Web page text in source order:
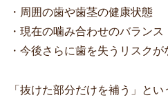
・周囲の歯や歯茎の健康状態
・現在の噛み合わせのバランス
・今後さらに歯を失うリスクが
「抜けた部分だけを補う」と